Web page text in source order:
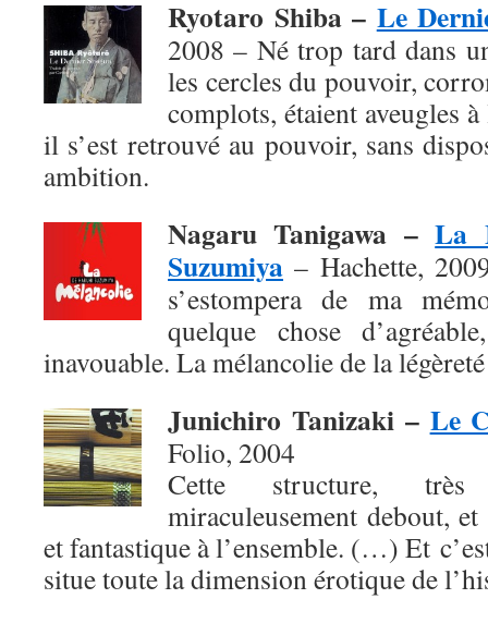
Ryotaro Shiba – Le
2008 – Né trop tard dans
les cercles du pouvoir,
complots, étaient aveugles
il s’est retrouvé au pouvoir, sans
ambition.
Nagaru Tanigawa –La
Suzumiya – Hachette,
s’estompera de ma
quelque chose
inavouable. La mélancolie de la
Junichiro Tanizaki – Le
Folio, 2004
Cette structure, très
miraculeusement debout,
et fantastique à l’ensemble. (…) Et
situe toute la dimension érotique de